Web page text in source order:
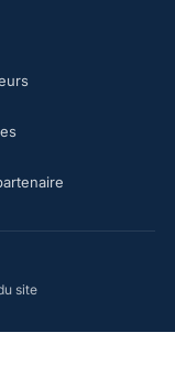
site